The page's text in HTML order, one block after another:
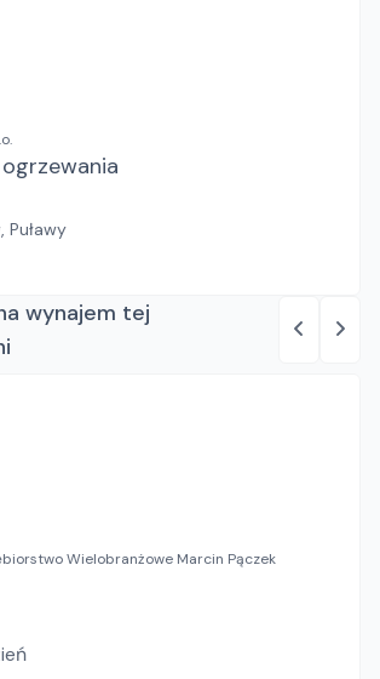
Puławy
wynajem tej
Wielobranżowe Marcin Pączek